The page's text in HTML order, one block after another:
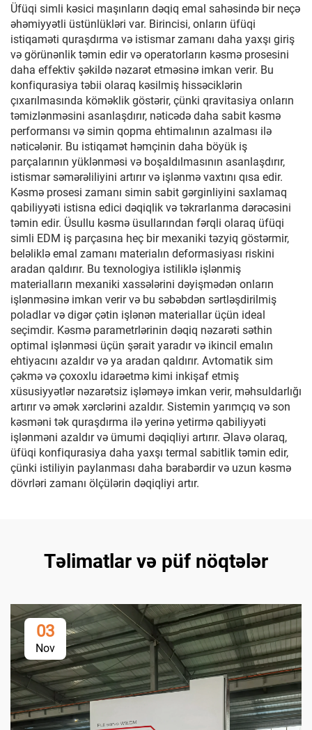
Üfüqi simli kəsici maşınların dəqiq emal sahəsində bir neçə
əhəmiyyətli üstünlükləri var. Birincisi, onların üfüqi
istiqaməti quraşdırma və istismar zamanı daha yaxşı giriş
və görünənlik təmin edir və operatorların kəsmə prosesini
daha effektiv şəkildə nəzarət etməsinə imkan verir. Bu
konfiqurasiya təbii olaraq kəsilmiş hissəciklərin
çıxarılmasında köməklik göstərir, çünki qravitasiya onların
təmizlənməsini asanlaşdırır, nəticədə daha sabit kəsmə
performansı və simin qopma ehtimalının azalması ilə
nəticələnir. Bu istiqamət həmçinin daha böyük iş
parçalarının yüklənməsi və boşaldılmasının asanlaşdırır,
istismar səmərəliliyini artırır və işlənmə vaxtını qısa edir.
Kəsmə prosesi zamanı simin sabit gərginliyini saxlamaq
qabiliyyəti istisna edici dəqiqlik və təkrarlanma dərəcəsini
təmin edir. Üsullu kəsmə üsullarından fərqli olaraq üfüqi
simli EDM iş parçasına heç bir mexaniki təzyiq göstərmir,
beləliklə emal zamanı materialın deformasiyası riskini
aradan qaldırır. Bu texnologiya istiliklə işlənmiş
materialların mexaniki xassələrini dəyişmədən onların
işlənməsinə imkan verir və bu səbəbdən sərtləşdirilmiş
poladlar və digər çətin işlənən materiallar üçün ideal
seçimdir. Kəsmə parametrlərinin dəqiq nəzarəti səthin
optimal işlənməsi üçün şərait yaradır və ikincil emalın
ehtiyacını azaldır və ya aradan qaldırır. Avtomatik sim
çəkmə və çoxoxlu idarəetmə kimi inkişaf etmiş
xüsusiyyətlər nəzarətsiz işləməyə imkan verir, məhsuldarlığı
artırır və əmək xərclərini azaldır. Sistemin yarımçıq və son
kəsməni tək quraşdırma ilə yerinə yetirmə qabiliyyəti
işlənməni azaldır və ümumi dəqiqliyi artırır. Əlavə olaraq,
üfüqi konfiqurasiya daha yaxşı termal sabitlik təmin edir,
çünki istiliyin paylanması daha bərabərdir və uzun kəsmə
dövrləri zamanı ölçülərin dəqiqliyi artır.
Təlimatlar və püf nöqtələr
03
Nov